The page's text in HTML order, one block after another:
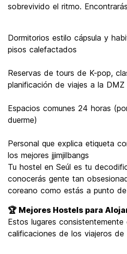
sobrevivido el ritmo.
Dormitorios estilo cápsula y
pisos calefactados
Reservas de tours de K-pop,
planificación de viajes a la DMZ
Espacios comunes 24 horas
duerme)
Personal que explica etiqueta
los mejores jjimjilbangs
Tu hostel en Seúl es tu
conocerás gente tan
coreano como estás a punto
🏆 Mejores Hostels para
Estos lugares
calificaciones de los viajeros de